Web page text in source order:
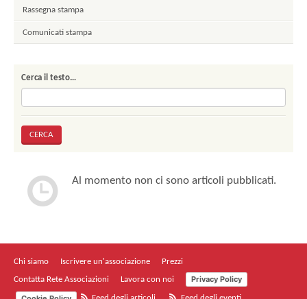
Rassegna stampa
Comunicati stampa
Cerca il testo…
Al momento non ci sono articoli pubblicati.
Chi siamo Iscrivere un'associazione
Prezzi
Contatta Rete Associazioni
Lavora con noi
Privacy Policy